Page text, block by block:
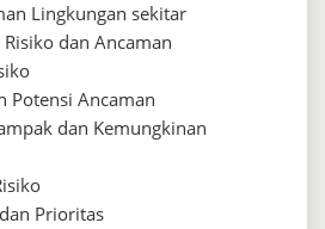
Lingkungan sekitar
dan Ancaman
Potensi Ancaman
dan Kemungkinan
Prioritas